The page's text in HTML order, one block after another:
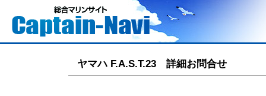
ヤマハ F.A.S.T.23 詳細お問合せ